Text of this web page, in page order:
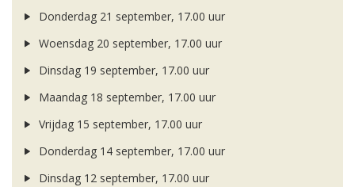
Donderdag 21 september, 17.00 uur
Woensdag 20 september, 17.00 uur
Dinsdag 19 september, 17.00 uur
Maandag 18 september, 17.00 uur
Vrijdag 15 september, 17.00 uur
Donderdag 14 september, 17.00 uur
Dinsdag 12 september, 17.00 uur